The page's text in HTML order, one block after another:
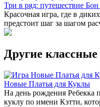
Три в ряд: путешествие
Красочная игра, где в
предстоит шаг за шагом
Другие
Новые Платья для Куклы
На день рождения Ребекка
куклу по имени Кэтти,